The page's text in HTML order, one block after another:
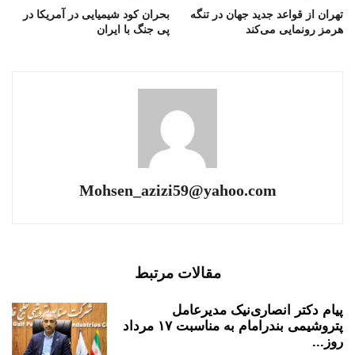
بحران کود شیمیایی در آمریکا در
پی جنگ با ایران
تهران از قواعد جدید جهان در تنگه
هرمز رونمایی می‌کند
Mohsen_azizi59@yahoo.com
مقالات مرتبط
پیام دکتر انصاری‌نیک مدیرعامل
پتروشیمی بندرامام به مناسبت ۱۷ مرداد
روز...